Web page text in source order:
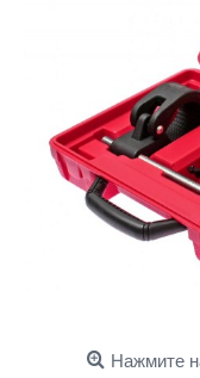
Нажмите